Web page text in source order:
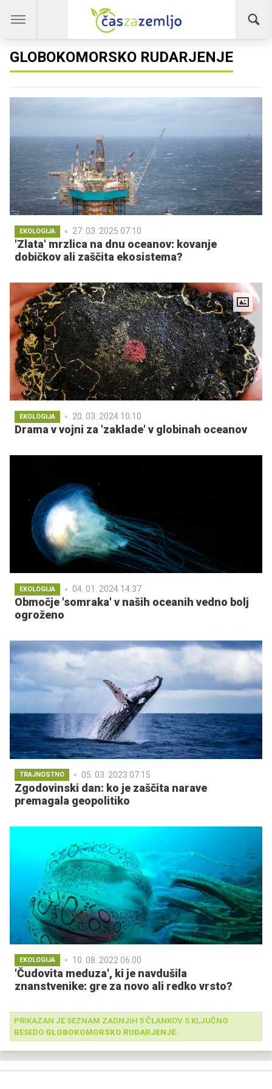
GLOBOKOMORSKO RUDARJENJE
EKOLOGIJA 27. 03. 2025 07.10
'Zlata' mrzlica na dnu oceanov: kovanje
dobičkov ali zaščita ekosistema?
EKOLOGIJA 20. 03. 2024 10.10
Drama v vojni za 'zaklade' v globinah oceanov
EKOLOGIJA 04. 01. 2024 14.37
Območje 'somraka' v naših oceanih vedno bolj
ogroženo
TRAJNOSTNO 05. 03. 2023 07.15
Zgodovinski dan: ko je zaščita narave
premagala geopolitiko
EKOLOGIJA 10. 08. 2022 06.00
'Čudovita meduza', ki je navdušila
znanstvenike: gre za novo ali redko vrsto?
PRIKAZAN JE SEZNAM ZADNJIH 5 ČLANKOV S KLJUČNO
BESEDO GLOBOKOMORSKO RUDARJENJE.